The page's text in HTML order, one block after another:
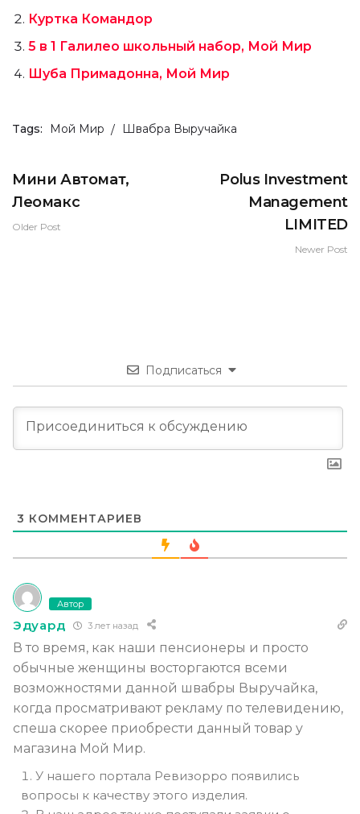
Куртка Командор
5 в 1 Галилео школьный набор, Мой Мир
Шуба Примадонна, Мой Мир
Tags: Мой Мир Швабра Выручайка
Мини Автомат,
Леомакс
Older Post
Polus Investment
Management
LIMITED
Newer Post
Подписаться
3 КОММЕНТАРИЕВ
Автор
Эдуард 3 лет назад
В то время, как наши пенсионеры и просто
обычные женщины восторгаются всеми
возможностями данной швабры Выручайка,
когда просматривают рекламу по телевидению,
спеша скорее приобрести данный товар у
магазина Мой Мир.
У нашего портала Ревизорро появились
вопросы к качеству этого изделия.